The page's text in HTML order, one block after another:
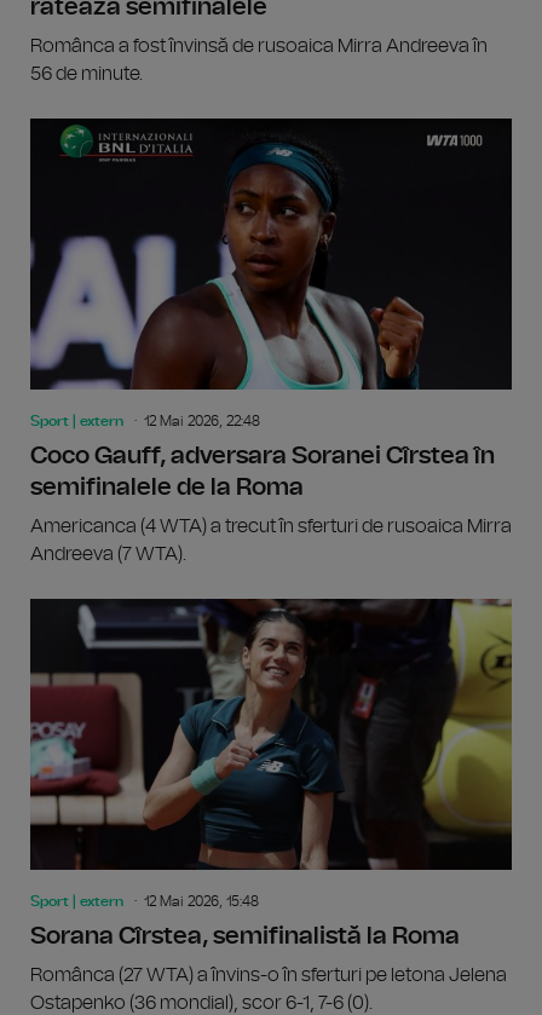
ratează semifinalele
Românca a fost învinsă de rusoaica Mirra Andreeva în
56 de minute.
Sport | extern 12 Mai 2026, 22:48
Coco Gauff, adversara Soranei Cîrstea în
semifinalele de la Roma
Americanca (4 WTA) a trecut în sferturi de rusoaica Mirra
Andreeva (7 WTA).
Sport | extern 12 Mai 2026, 15:48
Sorana Cîrstea, semifinalistă la Roma
Românca (27 WTA) a învins-o în sferturi pe letona Jelena
Ostapenko (36 mondial), scor 6-1, 7-6 (0).